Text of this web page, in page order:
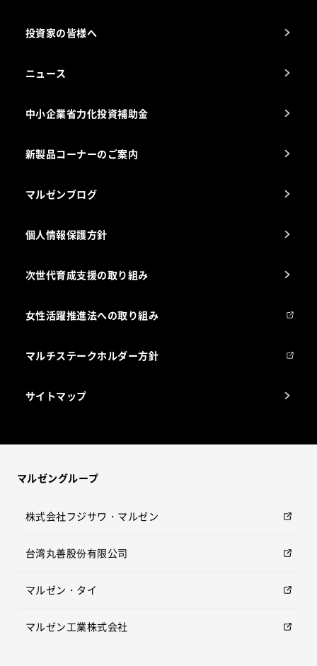
電気・ガス別厨房機器
アフターサービスお問合せ先
海外出店をご検討のお客様へ
投資家の皆様へ
ニュース
中小企業省力化投資補助金
新製品コーナーのご案内
マルゼンブログ
個人情報保護方針
次世代育成支援の取り組み
女性活躍推進法への取り組み
マルチステークホルダー方針
サイトマップ
マルゼングループ
株式会社フジサワ・マルゼン
台湾丸善股份有限公司
マルゼン・タイ
マルゼン工業株式会社